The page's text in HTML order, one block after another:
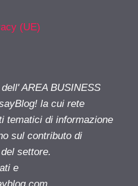
(UE)
AREA BUSINESS
la cui rete
tematici di informazione
sul contributo di
settore.
e